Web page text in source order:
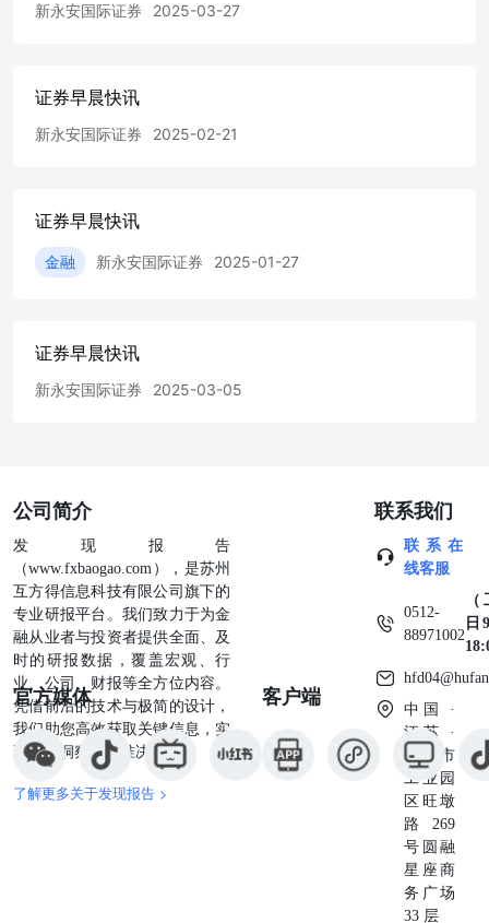
额认购逾百倍：新股热潮持续，有三只新股于5月28日开
中10%在港公开发售，其余作国际发售，每股作价介乎
元。独家保荐人为国金证券（香港）。另外，龙丰集团
费3222.17元。是次IPO并无引入基石投资者。星展亚洲融资
为独家保荐人。大金重工(1081)券商超额认购9.33倍，大金
重工计划全球发售约8696.58股，当中10%在港公开发售，
际及招商证券国际。三新股预计6月3日公布招股结果，6月4
日暗盘，6月5日于本港上市。 XIN YONGAN
INTERNATIONAL FINANCIAL HOLDINGS
762万个。新增职位空缺几乎全部来自专业和商业服务行
业。整体招聘人数降至512万人，裁员人数降至169万人。每
名失业者对应的职位空缺数基本维持在1:1不变。 ◆美国试
图阻止以色列推进黎巴嫩行动以免美伊协议谈判脱轨：美国
总统唐纳德·特朗普乐观认为，美国很快能够与伊朗达成一
项临时和平协议。特朗普周二反驳了伊朗国家媒体有关美伊
谈判因黎巴嫩局势而暂停的报道，称双方一直在持续对话。
特朗普在接受采访时表示，与伊朗的谈判仍在快速推进。特
朗普致电以色列总理内塔尼亚胡，指责其忘恩负义并推动停
火。以色列和真主党已经同意停止相互开火。 ◆加密货币
强制平仓超10亿美元比特币跌势加剧：随着比特币跌至两个
月低点，过去24小时内近15亿美元加密货币被强制平仓。比
特币价格一度下跌7%，自4月份以来首次跌破67000美元。
Strategy公司披露自2022年底以来首次出售比特币的交易，
卖出价值约250万美元比特币。与比特币挂钩的美国ETF已
连续11个交易日遭遇资金净流出。比特币当前面临更多不利
因素，传统需求来源转为价格拖累。 ◆特朗普签署人工智
能网络安全行政令未纳入强制测试要求：美国总统唐纳德·
特朗普签署了一项行政命令，要求政府机构与人工智能企业
新永安国际证券 2025-03-27
证券早晨快讯
新永安国际证券 2025-02-21
证券早晨快讯
金融 新永安国际证券 2025-01-27
证券早晨快讯
新永安国际证券 2025-03-05
公司简介
发现报告
（www.fxbaogao.com），是苏州
互方得信息科技有限公司旗下的
专业研报平台。我们致力于为金
融从业者与投资者提供全面、及
时的研报数据，覆盖宏观、行
业、公司、财报等全方位内容。
凭借前沿的技术与极简的设计，
我们助您高效获取关键信息，实
现深度洞察与精准决策。
了解更多关于发现报告 >
官方媒体 客户端
联系我们
联系在
线客服
0512-
88971002
日
中国 ·
江苏 ·
苏州市
工业园
区旺墩
路269
号圆融
星座商
务广场
33 层